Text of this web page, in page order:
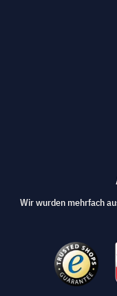
Wir wurden mehrfach